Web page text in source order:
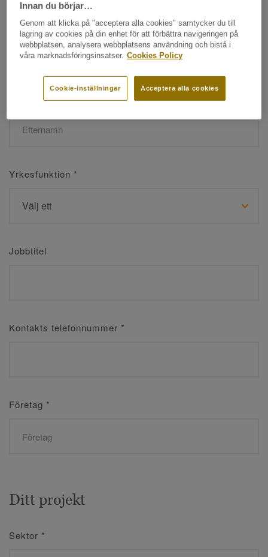
Namn*
Efternamn*
Yrkesfunktion *
Jobbtitel
Kontakts telefonnummer *
Företag *
Ditt projekt
Sektor *
Innan du börjar…
Genom att klicka på "acceptera alla cookies" samtycker du till
lagring av cookies på din enhet för att förbättra navigeringen på
webbplatsen, analysera webbplatsens användning och bistå i
våra marknadsföringsinsatser. Cookies Policy
Acceptera alla cookies
Cookie-inställningar